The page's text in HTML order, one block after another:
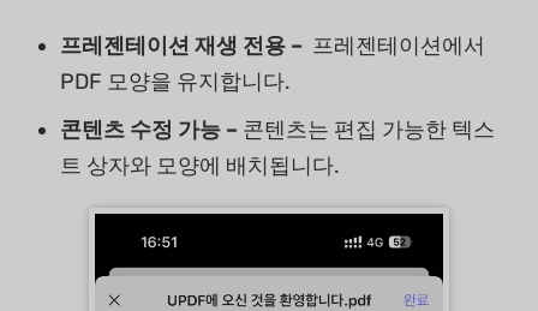
프레젠테이션 재생 전용 – 프레젠테이션에서
PDF 모양을 유지합니다.
콘텐츠 수정 가능 – 콘텐츠는 편집 가능한 텍스
트 상자와 모양에 배치됩니다.